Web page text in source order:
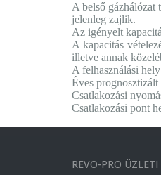
A belső gázhálózat
jelenleg zajlik.
Az igényelt
A kapacitás
illetve annak
A felhasználási
Éves
REVO-PRO ÜZLETI